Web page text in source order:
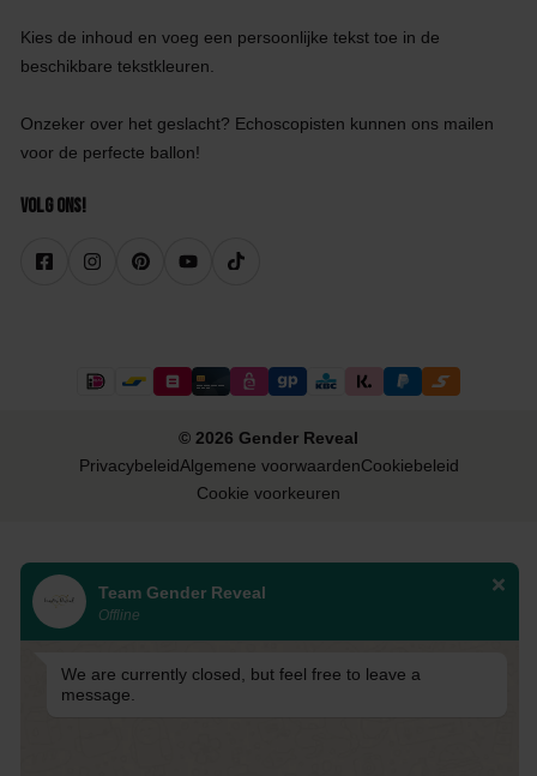
Kies de inhoud en voeg een persoonlijke tekst toe in de
beschikbare tekstkleuren.
Onzeker over het geslacht? Echoscopisten kunnen ons mailen
voor de perfecte ballon!
Volg ons!
© 2026 Gender Reveal
PrivacybeleidAlgemene voorwaardenCookiebeleid
Cookie voorkeuren
Team Gender Reveal
Offline
We are currently closed, but feel free to leave a
message.